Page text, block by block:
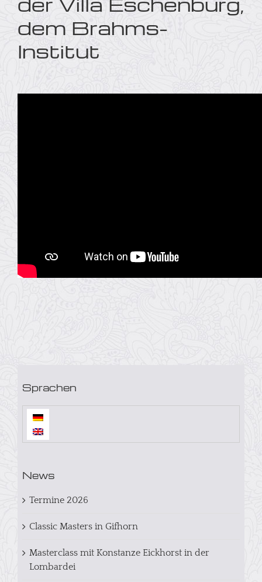
dem Brahms-
Institut
Sprachen
News
Termine 2026
Classic Masters in Gifhorn
Masterclass mit Konstanze Eickhorst in der
Lombardei